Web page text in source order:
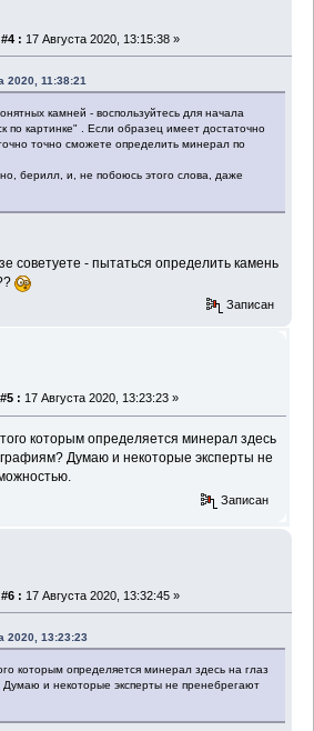
: 17 Августа 2020, 13:15:38 »
2020, 11:38:21
камней - воспользуйтесь для начала
по картинке" . Если образец имеет достаточно
точно сможете определить минерал по
берилл, и, не побоюсь этого слова, даже
советуете - пытаться определить камень
Записан
: 17 Августа 2020, 13:23:23 »
которым определяется минерал здесь
Думаю и некоторые эксперты не
Записан
: 17 Августа 2020, 13:32:45 »
2020, 13:23:23
которым определяется минерал здесь на глаз
и некоторые эксперты не пренебрегают